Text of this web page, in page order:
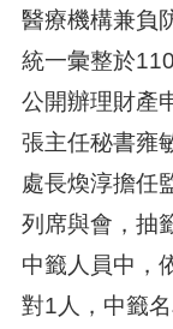
醫療機構兼負
統一彙整於
公開辦理財產
張主任秘書雍
處長煥淳擔任
列席與會，抽
中籤人員中，
對1人，中籤